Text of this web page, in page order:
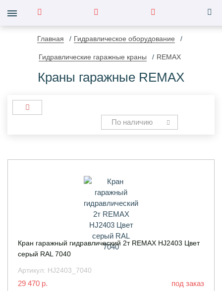
Главная Гидравлическое оборудование
Гидравлические гаражные краны REMAX
Краны гаражные REMAX
По наличию
Кран гаражный гидравлический 2т REMAX HJ2403 Цвет
серый RAL 7040
Артикул: HJ2403_7040
29 470 р. под заказ